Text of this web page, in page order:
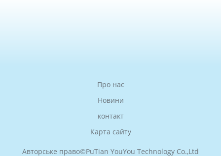
Про нас
Новини
контакт
Карта сайту
Авторське право©PuTian YouYou Technology Co.,Ltd